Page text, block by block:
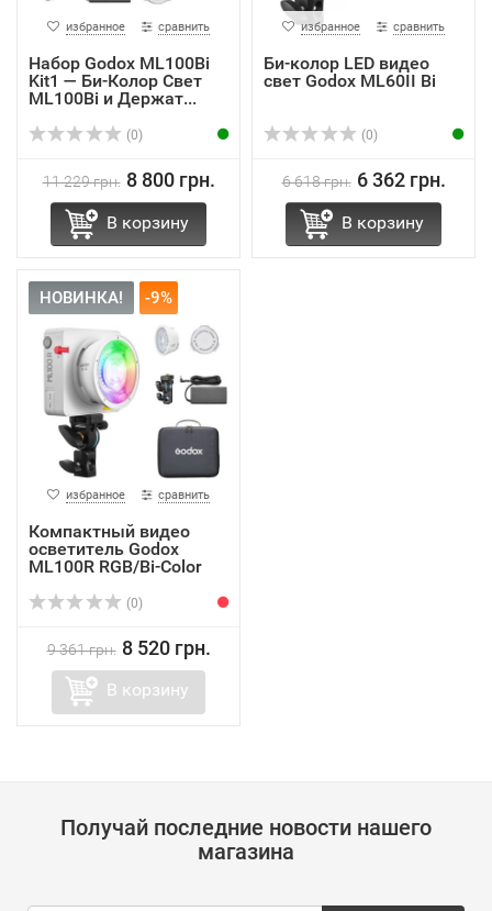
избранное сравнить
Набор Godox ML100Bi
Kit1 — Би-Колор Свет
ML100Bi и Держат...
(0)
11 229 грн. 8 800 грн.
В корзину
избранное сравнить
Би-колор LED видео
свет Godox ML60II Bi
(0)
6 618 грн. 6 362 грн.
В корзину
НОВИНКА! -9%
избранное сравнить
Компактный видео
осветитель Godox
ML100R RGB/Bi-Color
(0)
9 361 грн. 8 520 грн.
В корзину
Получай последние новости нашего
магазина